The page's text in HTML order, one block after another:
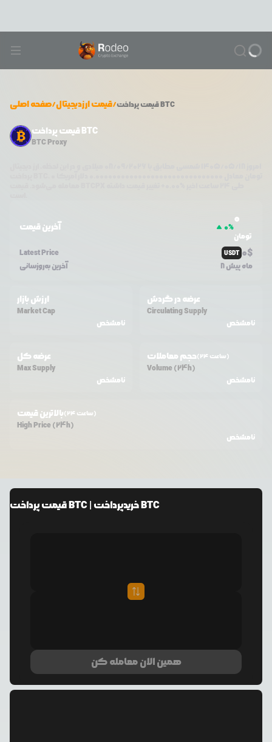
صفحه اصلی/قیمت ارزدیجیتال/ قیمتپرداخت BTC
قیمت پرداخت BTC
BTC Proxy
آخرین قیمت 0%
0
تومان
Latest Price
USDT 0$
آخرین به‌روزسانی 8 ماه پیش
ارزش بازار
Market Cap
نامشخص
عرضه در گردش
Circulating Supply
نامشخص
عرضه کل
Max Supply
نامشخص
حجم معاملات (24 ساعت)
Volume (24h)
نامشخص
بالاترین قیمت (24 ساعت)
High Price (24h)
نامشخص
قیمتپرداخت BTC | خریدپرداخت BTC
همین الان معامله کن